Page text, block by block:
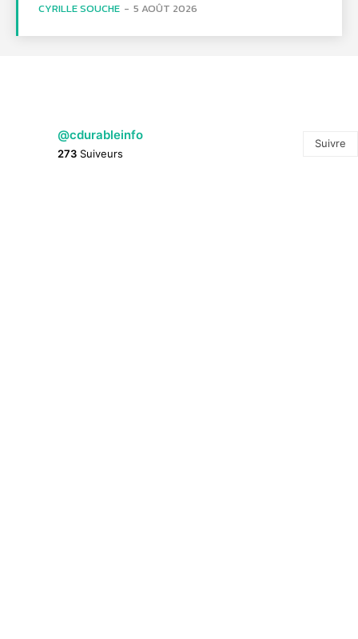
CYRILLE SOUCHE - 5 AOÛT 2026
@cdurableinfo
273 Suiveurs
Suivre